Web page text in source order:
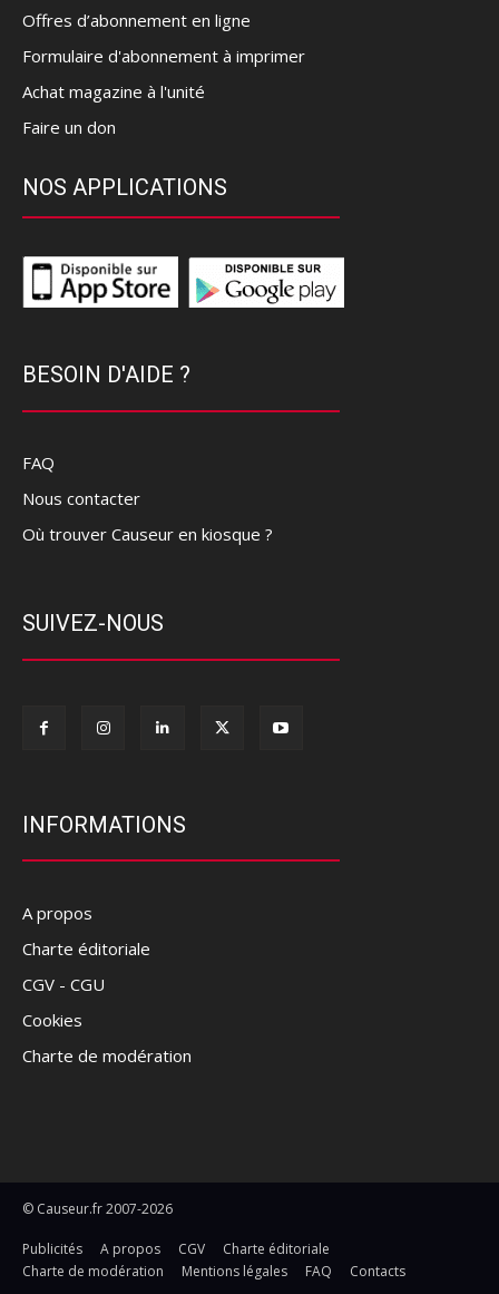
Offres d’abonnement en ligne
Formulaire d'abonnement à imprimer
Achat magazine à l'unité
Faire un don
NOS APPLICATIONS
BESOIN D'AIDE ?
FAQ
Nous contacter
Où trouver Causeur en kiosque ?
SUIVEZ-NOUS
INFORMATIONS
A propos
Charte éditoriale
CGV - CGU
Cookies
Charte de modération
© Causeur.fr 2007-2026
Publicités A propos CGV
Charte éditoriale
Charte de modération
Mentions légales FAQ Contacts